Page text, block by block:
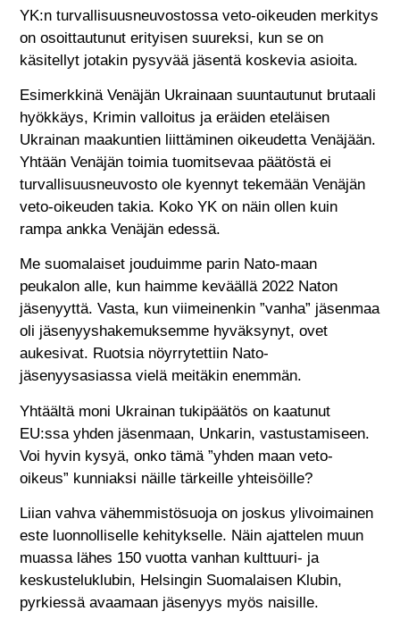
YK:n turvallisuusneuvostossa veto-oikeuden merkitys
on osoittautunut erityisen suureksi, kun se on
käsitellyt jotakin pysyvää jäsentä koskevia asioita.
Esimerkkinä Venäjän Ukrainaan suuntautunut brutaali
hyökkäys, Krimin valloitus ja eräiden eteläisen
Ukrainan maakuntien liittäminen oikeudetta Venäjään.
Yhtään Venäjän toimia tuomitsevaa päätöstä ei
turvallisuusneuvosto ole kyennyt tekemään Venäjän
veto-oikeuden takia. Koko YK on näin ollen kuin
rampa ankka Venäjän edessä.
Me suomalaiset jouduimme parin Nato-maan
peukalon alle, kun haimme keväällä 2022 Naton
jäsenyyttä. Vasta, kun viimeinenkin ”vanha” jäsenmaa
oli jäsenyyshakemuksemme hyväksynyt, ovet
aukesivat. Ruotsia nöyrrytettiin Nato-
jäsenyysasiassa vielä meitäkin enemmän.
Yhtäältä moni Ukrainan tukipäätös on kaatunut
EU:ssa yhden jäsenmaan, Unkarin, vastustamiseen.
Voi hyvin kysyä, onko tämä ”yhden maan veto-
oikeus” kunniaksi näille tärkeille yhteisöille?
Liian vahva vähemmistösuoja on joskus ylivoimainen
este luonnolliselle kehitykselle. Näin ajattelen muun
muassa lähes 150 vuotta vanhan kulttuuri- ja
keskusteluklubin, Helsingin Suomalaisen Klubin,
pyrkiessä avaamaan jäsenyys myös naisille.